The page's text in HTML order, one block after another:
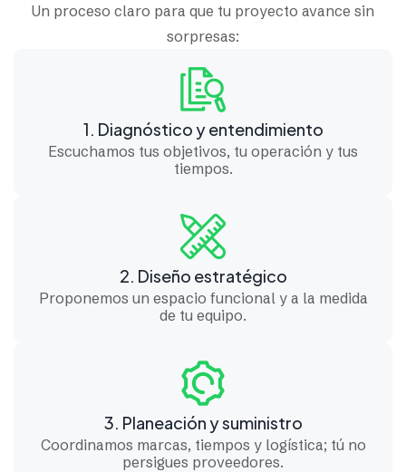
Un proceso claro para que tu proyecto avance sin
sorpresas:
1. Diagnóstico y entendimiento
Escuchamos tus objetivos, tu operación y tus
tiempos.
2. Diseño estratégico
Proponemos un espacio funcional y a la medida
de tu equipo.
3. Planeación y suministro
Coordinamos marcas, tiempos y logística; tú no
persigues proveedores.